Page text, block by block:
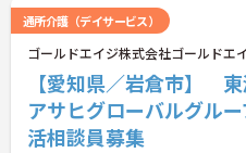
通所介護（デイサービス）
ゴールドエイジ株式会社ゴールドエ
【愛知県／岩倉市】
アサヒグローバルグル
活相談員募集